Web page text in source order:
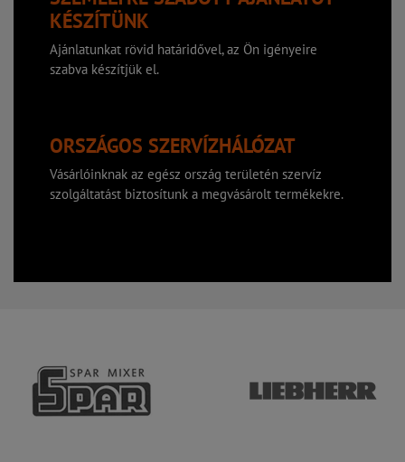
KÉSZÍTÜNK
Ajánlatunkat rövid határidővel, az Ön igényeire
szabva készítjük el.
ORSZÁGOS SZERVÍZHÁLÓZAT
Vásárlóinknak az egész ország területén szervíz
szolgáltatást biztosítunk a megvásárolt termékekre.